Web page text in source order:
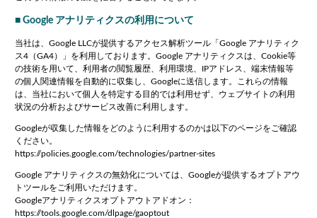
■ Google アナリティクスの利用について
当社は、Google LLCが提供するアクセス解析ツール「Google アナリティク
ス4 （GA4）」を利用しております。Google アナリティクスは、Cookie等
の技術を用いて、利用者の閲覧履歴、利用環境、 IPアドレス、端末情報等
の個人関連情報を自動的に収集し、Googleに送信します。これらの情報
は、当社において個人を特定する目的では利用せず、ウェブサイトの利用
状況の分析およびサービス改善に利用します。
Googleが収集した情報をどのように利用するのかは以下のページをご確認
ください。
https://policies.google.com/technologies/partner-sites
Google アナリティクスの無効化については、Googleが提供するオプトアウ
トツールをご利用いただけます。
Googleアナリティクスオプトアウトアドオン：
https://tools.google.com/dlpage/gaoptout